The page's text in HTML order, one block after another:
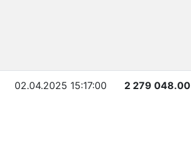
02.04.2025 15:17:00 2 279 048.00